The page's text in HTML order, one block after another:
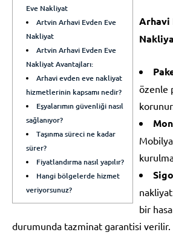
Eve Nakliyat
Artvin Arhavi Evden Eve
Nakliyat
Artvin Arhavi Evden Eve
Nakliyat Avantajları:
Arhavi evden eve nakliyat
hizmetlerinin kapsamı nedir?
Eşyalarımın güvenliği nasıl
sağlanıyor?
Taşınma süreci ne kadar
sürer?
Fiyatlandırma nasıl yapılır?
Hangi bölgelerde hizmet
veriyorsunuz?
Arhavi
özenle
korunur.
nakliyat
bir
durumunda tazminat garantisi verilir.